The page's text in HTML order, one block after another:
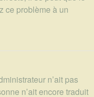
ce problème à un
n’ait pas
n’ait encore traduit